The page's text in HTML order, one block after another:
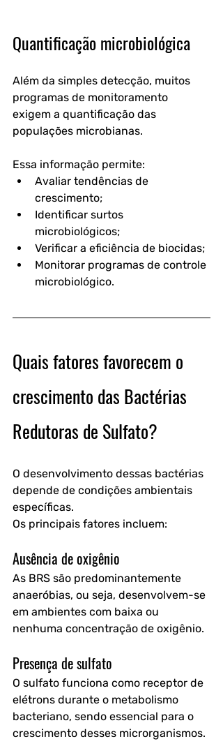
Quantificação microbiológica
Além da simples detecção, muitos
programas de monitoramento
exigem a quantificação das
populações microbianas.
Essa informação permite:
Avaliar tendências de
crescimento;
Identificar surtos
microbiológicos;
Verificar a eficiência de biocidas;
Monitorar programas de controle
microbiológico.
Quais fatores favorecem o
crescimento das Bactérias
Redutoras de Sulfato?
O desenvolvimento dessas bactérias
depende de condições ambientais
específicas.
Os principais fatores incluem:
Ausência de oxigênio
As BRS são predominantemente
anaeróbias, ou seja, desenvolvem-se
em ambientes com baixa ou
nenhuma concentração de oxigênio.
Presença de sulfato
O sulfato funciona como receptor de
elétrons durante o metabolismo
bacteriano, sendo essencial para o
crescimento desses microrganismos.